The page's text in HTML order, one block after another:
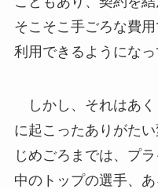
そこそこ手ごろな費
利用できるようになっ
しかし、それはあく
に起こったありがた
じめごろまでは、プ
中のトップの選手、